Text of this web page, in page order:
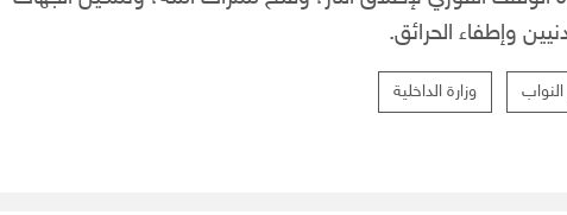
وإطفاء الحرائق.
وزارة الداخلية